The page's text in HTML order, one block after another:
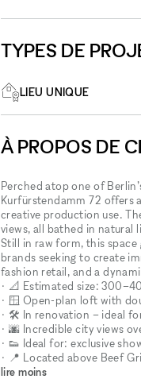
TYPES DE
LIEU UNIQUE
À PROPOS DE
Perched atop one of
Kurfürstendamm 72 offers
creative production use.
views, all bathed in natural
Still in raw form, this
brands seeking to create
fashion retail, and a
• 📐 Estimated size:
• 🪟 Open-plan loft with
• 🛠️ In renovation – ideal
• 🌆 Incredible city views
• 👟 Ideal for: exclusive
• 📍 Located above Beef
lire moins